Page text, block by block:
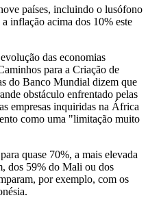
países, incluindo o lusófono
inflação acima dos 10% este
das economias
para a Criação de
do Banco Mundial dizem que
obstáculo enfrentado pelas
empresas inquiridas na África
como uma "limitação muito
quase 70%, a mais elevada
dos 59% do Mali ou dos
por exemplo, com os